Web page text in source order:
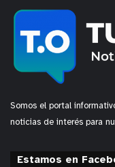
Somos el portal
noticias de interés para
Estamos en